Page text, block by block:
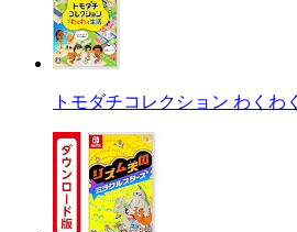
トモダチコレクション わくわ